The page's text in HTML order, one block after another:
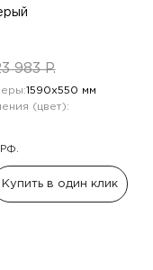
983 P.
1590х550 мм
(цвет):
РФ.
Купить в один клик